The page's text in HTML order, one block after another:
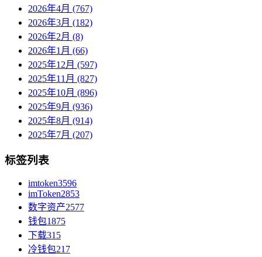
2026年4月 (767)
2026年3月 (182)
2026年2月 (8)
2026年1月 (66)
2025年12月 (597)
2025年11月 (827)
2025年10月 (896)
2025年9月 (936)
2025年8月 (914)
2025年7月 (207)
标签列表
imtoken3596
imToken2853
数字资产2577
钱包1875
下载315
冷钱包217